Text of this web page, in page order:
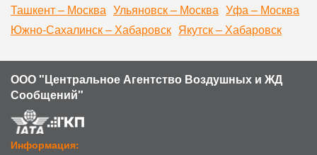
Ташкент – Москва Ульяновск – Москва Уфа – Москва
Южно-Сахалинск – Хабаровск Якутск – Хабаровск
ООО "Центральное Агентство Воздушных и ЖД
Сообщений"
Информация: